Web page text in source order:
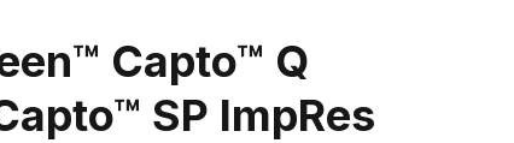
Capto™ Q
SP ImpRes